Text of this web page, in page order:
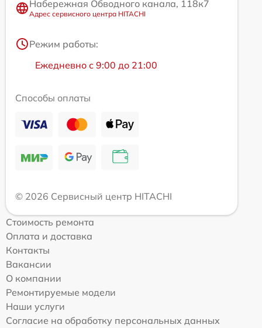
Набережная Обводного канала, 118к7
Адрес сервисного центра HITACHI
Режим работы:
Ежедневно с 9:00 до 21:00
Способы оплаты
© 2026 Сервисный центр HITACHI
Стоимость ремонта
Оплата и доставка
Контакты
Вакансии
О компании
Ремонтируемые модели
Наши услуги
Согласие на обработку персональных данных